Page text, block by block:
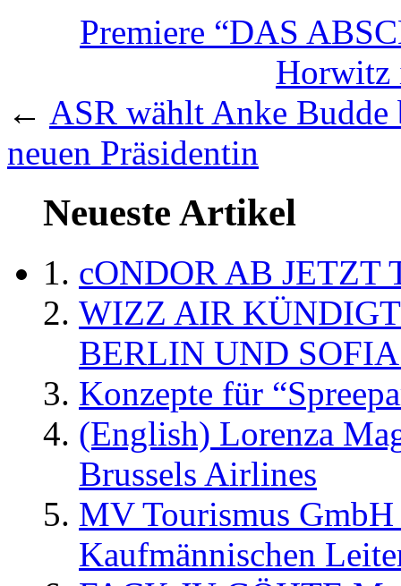
Premiere “DAS
Horwitz
← ASR wählt Anke Budde
neuen Präsidentin
Neueste Artikel
cONDOR AB
WIZZ AIR
BERLIN UND
Konzepte für
(English) Lorenza
Brussels Airlines
MV Tourismus
Kaufmännischen